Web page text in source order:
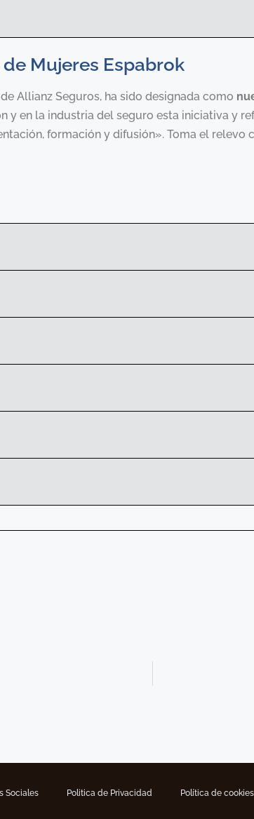
Mujeres Espabrok
Allianz Seguros, ha sido designada como
y en la industria del seguro esta iniciativa y
formación y difusión». Toma el relevo
Sociales Politica de Privacidad Política de cookies